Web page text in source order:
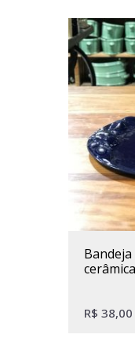
bandeja redonda com frutas
R$ 38,00